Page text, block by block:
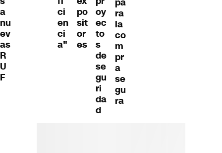
a
nu
ev
as
R
U
F
ci
en
ci
a"
po
sit
or
es
oy
ec
to
s
de
se
gu
ri
da
d
ra
la
co
m
pr
a
se
gu
ra